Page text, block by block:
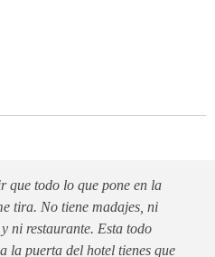
que todo lo que pone en la
tira. No tiene madajes, ni
ni restaurante. Esta todo
la puerta del hotel tienes que